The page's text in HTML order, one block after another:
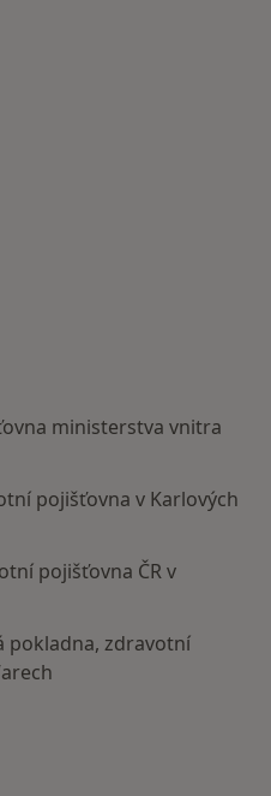
ministerstva vnitra
pojišťovna v Karlových
pojišťovna ČR v
pokladna, zdravotní